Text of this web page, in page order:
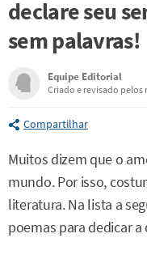
declare seu
sem palavras!
Equipe Editorial
Criado e revisado pelos
Compartilhar
Muitos dizem que o
mundo. Por isso,
literatura. Na lista a
poemas para dedicar